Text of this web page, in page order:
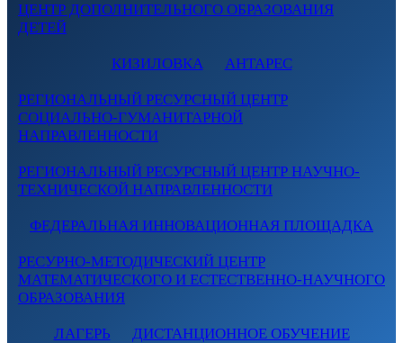
ЦЕНТР ДОПОЛНИТЕЛЬНОГО ОБРАЗОВАНИЯ
ДЕТЕЙ
КИЗИЛОВКА АНТАРЕС
РЕГИОНАЛЬНЫЙ РЕСУРСНЫЙ ЦЕНТР
СОЦИАЛЬНО-ГУМАНИТАРНОЙ
НАПРАВЛЕННОСТИ
РЕГИОНАЛЬНЫЙ РЕСУРСНЫЙ ЦЕНТР НАУЧНО-
ТЕХНИЧЕСКОЙ НАПРАВЛЕННОСТИ
ФЕДЕРАЛЬНАЯ ИННОВАЦИОННАЯ ПЛОЩАДКА
РЕСУРНО-МЕТОДИЧЕСКИЙ ЦЕНТР
МАТЕМАТИЧЕСКОГО И ЕСТЕСТВЕННО-НАУЧНОГО
ОБРАЗОВАНИЯ
ЛАГЕРЬ ДИСТАНЦИОННОЕ ОБУЧЕНИЕ